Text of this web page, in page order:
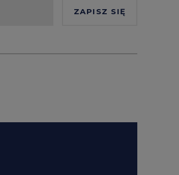
ZAPISZ SIĘ